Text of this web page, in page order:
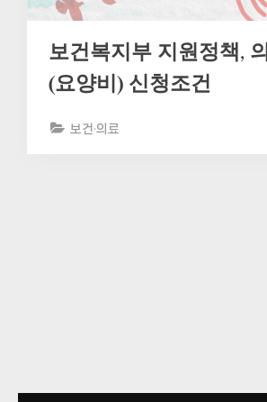
보건복지부 지원정책,
(요양비) 신청조건
보건·의료